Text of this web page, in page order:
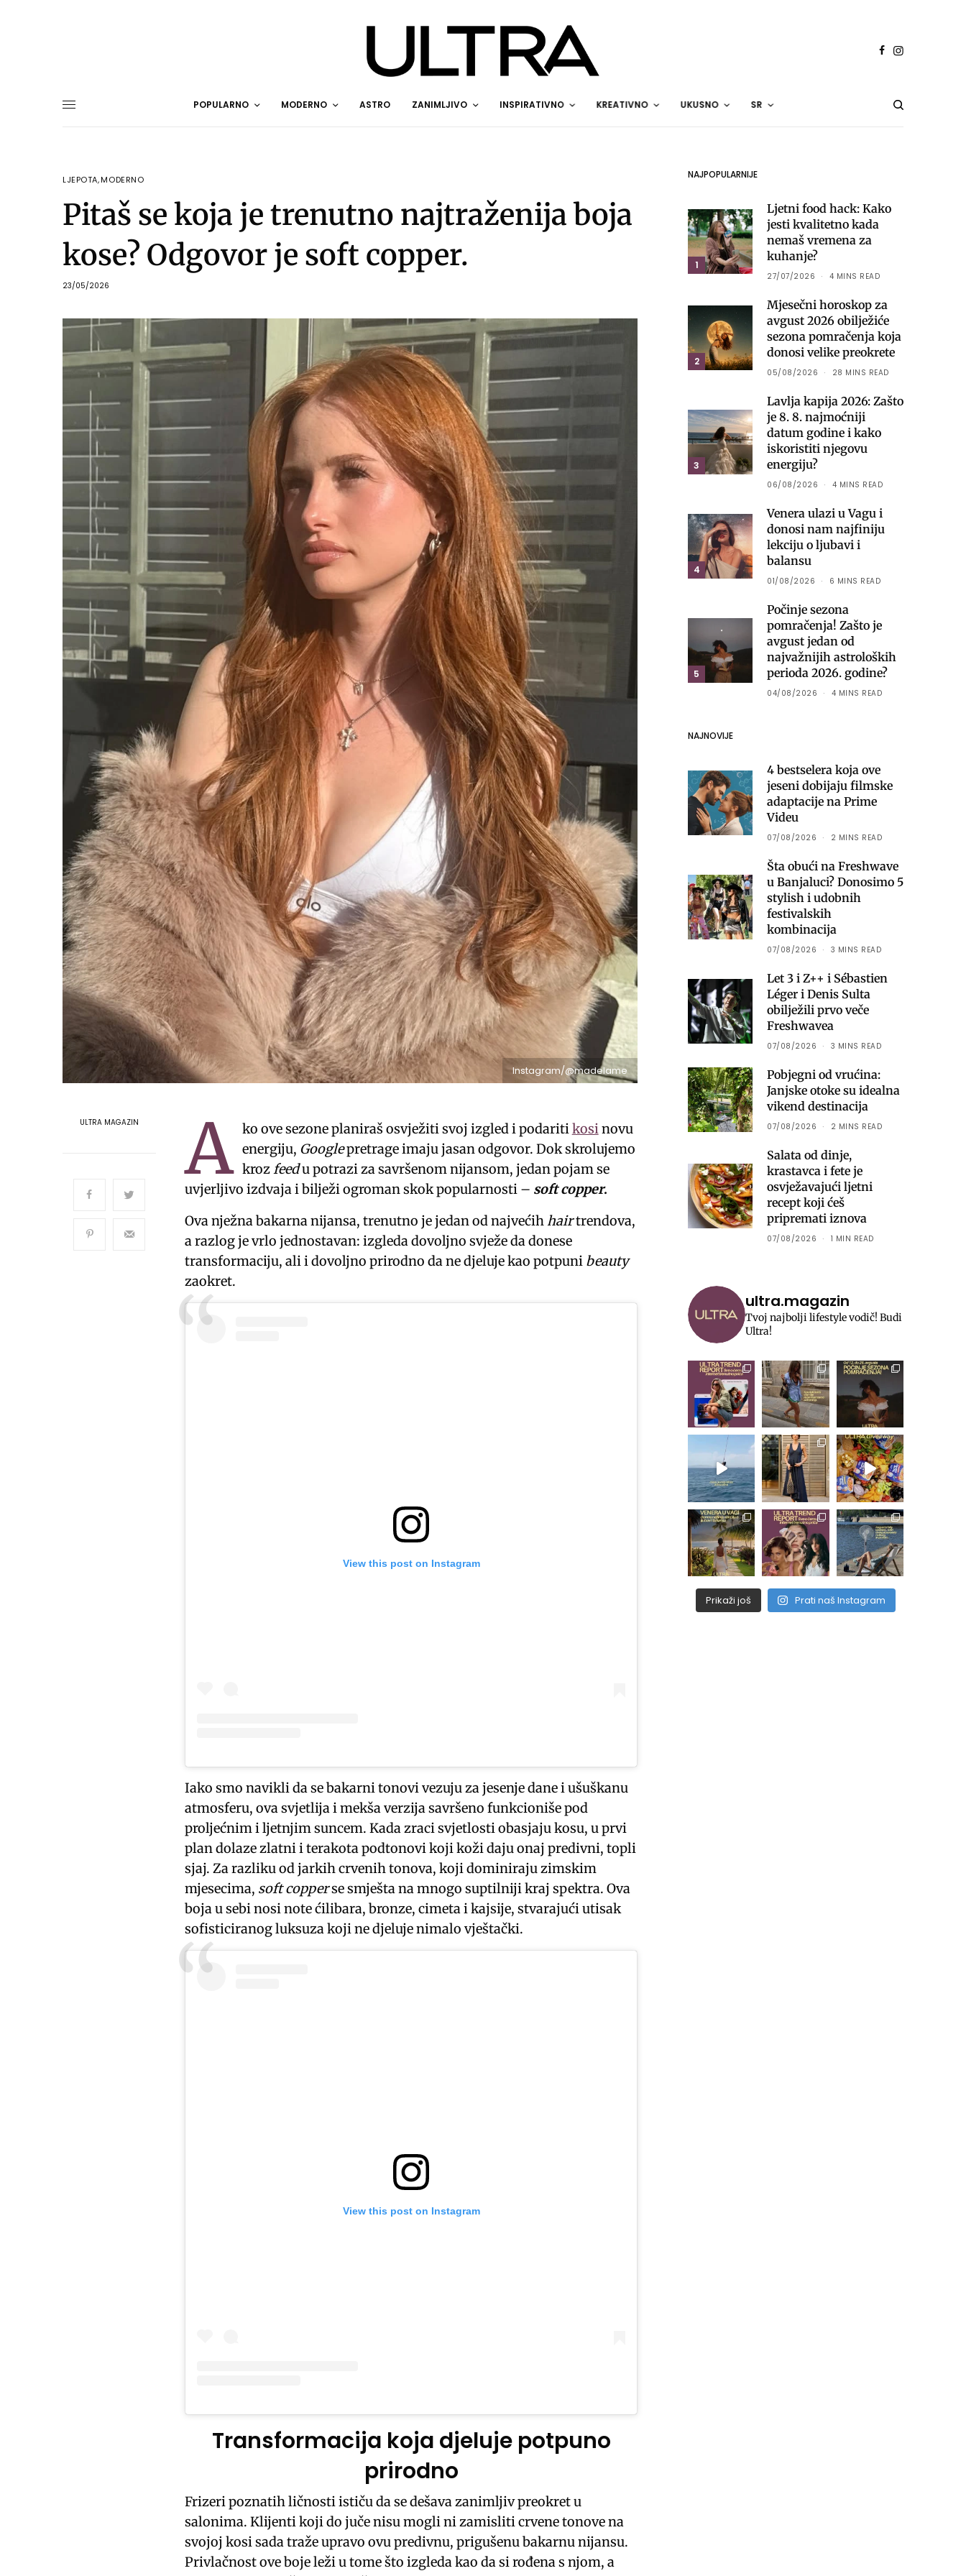
POPULARNO MODERNO ASTRO ZANIMLJIVO INSPIRATIVNO KREATIVNO UKUSNO SR
LJEPOTA,MODERNO
Pitaš se koja je trenutno najtraženija boja
kose? Odgovor je soft copper.
23/05/2026
Instagram/@madelame
ULTRA MAGAZIN A ko ove sezone planiraš osvježiti svoj izgled i podaritikosinovu
energiju, Googlepretrage imaju jasan odgovor. Dok skrolujemo
krozfeedu potrazi za savršenom nijansom, jedan pojam se
uvjerljivo izdvaja i bilježi ogroman skok popularnosti – soft copper.
Ova nježna bakarna nijansa, trenutno je jedan od najvećih hairtrendova,
a razlog je vrlo jednostavan: izgleda dovoljno svježe da donese
transformaciju, ali i dovoljno prirodno da ne djeluje kao potpuni beauty
zaokret.
View this post on Instagram
Iako smo navikli da se bakarni tonovi vezuju za jesenje dane i ušuškanu
atmosferu, ova svjetlija i mekša verzija savršeno funkcioniše pod
proljećnim i ljetnjim suncem. Kada zraci svjetlosti obasjaju kosu, u prvi
plan dolaze zlatni i terakota podtonovi koji koži daju onaj predivni, topli
sjaj. Za razliku od jarkih crvenih tonova, koji dominiraju zimskim
mjesecima, soft copperse smješta na mnogo suptilniji kraj spektra. Ova
boja u sebi nosi note ćilibara, bronze, cimeta i kajsije, stvarajući utisak
sofisticiranog luksuza koji ne djeluje nimalo vještački.
View this post on Instagram
Transformacija koja djeluje potpuno
prirodno
Frizeri poznatih ličnosti ističu da se dešava zanimljiv preokret u
salonima. Klijenti koji do juče nisu mogli ni zamisliti crvene tonove na
svojoj kosi sada traže upravo ovu predivnu, prigušenu bakarnu nijansu.
Privlačnost ove boje leži u tome što izgleda kao da si rođena s njom, a
NAJPOPULARNIJE
1
Ljetni food hack: Kako
jesti kvalitetno kada
nemaš vremena za
kuhanje?
27/07/2026 4 MINS READ
2
Mjesečni horoskop za
avgust 2026 obilježiće
sezona pomračenja koja
donosi velike preokrete
05/08/2026 28 MINS READ
3
Lavlja kapija 2026: Zašto
je 8. 8. najmoćniji
datum godine i kako
iskoristiti njegovu
energiju?
06/08/2026 4 MINS READ
4
Venera ulazi u Vagu i
donosi nam najfiniju
lekciju o ljubavi i
balansu
01/08/2026 6 MINS READ
5
Počinje sezona
pomračenja! Zašto je
avgust jedan od
najvažnijih astroloških
perioda 2026. godine?
04/08/2026 4 MINS READ
NAJNOVIJE
4 bestselera koja ove
jeseni dobijaju filmske
adaptacije na Prime
Videu
07/08/2026 2 MINS READ
Šta obući na Freshwave
u Banjaluci? Donosimo 5
stylish i udobnih
festivalskih
kombinacija
07/08/2026 3 MINS READ
Let 3 i Z++ i Sébastien
Léger i Denis Sulta
obilježili prvo veče
Freshwavea
07/08/2026 3 MINS READ
Pobjegni od vrućina:
Janjske otoke su idealna
vikend destinacija
07/08/2026 2 MINS READ
Salata od dinje,
krastavca i fete je
osvježavajući ljetni
recept koji ćeš
pripremati iznova
07/08/2026 1 MIN READ
ultra.magazin
Tvoj najbolji lifestyle vodič! Budi
Ultra!
Prikaži još Prati naš Instagram